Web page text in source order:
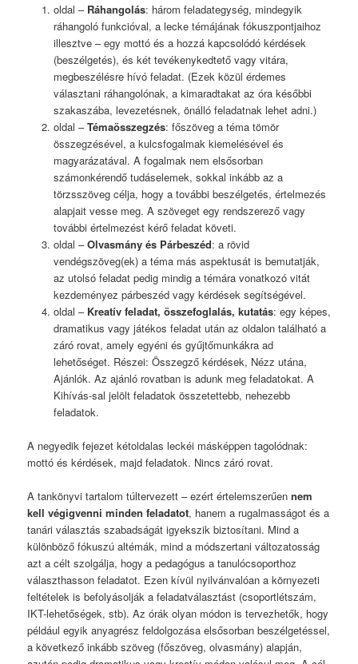
oldal – Ráhangolás: három feladategység, mindegyik
ráhangoló funkcióval, a lecke témájának fókuszpontjaihoz
illesztve – egy mottó és a hozzá kapcsolódó kérdések
(beszélgetés), és két tevékenykedtető vagy vitára,
megbeszélésre hívó feladat. (Ezek közül érdemes
választani ráhangolónak, a kimaradtakat az óra későbbi
szakaszába, levezetésnek, önálló feladatnak lehet adni.)
oldal –Témaösszegzés: főszöveg a téma tömör
összegzésével, a kulcsfogalmak kiemelésével és
magyarázatával. A fogalmak nem elsősorban
számonkérendő tudáselemek, sokkal inkább az a
törzsszöveg célja, hogy a további beszélgetés, értelmezés
alapjait vesse meg. A szöveget egy rendszerező vagy
további értelmezést kérő feladat követi.
oldal –Olvasmány és Párbeszéd: a rövid
vendégszöveg(ek) a téma más aspektusát is bemutatják,
az utolsó feladat pedig mindig a témára vonatkozó vitát
kezdeményez párbeszéd vagy kérdések segítségével.
oldal – Kreatív feladat, összefoglalás, kutatás: egy képes,
dramatikus vagy játékos feladat után az oldalon található a
záró rovat, amely egyéni és gyűjtőmunkákra ad
lehetőséget. Részei: Összegző kérdések, Nézz utána,
Ajánlók. Az ajánló rovatban is adunk meg feladatokat. A
Kihívás-sal jelölt feladatok összetettebb, nehezebb
feladatok.
A negyedik fejezet kétoldalas leckéi másképpen tagolódnak:
mottó és kérdések, majd feladatok. Nincs záró rovat.
A tankönyvi tartalom túltervezett – ezért értelemszerűennem
kell végigvenni minden feladatot, hanem a rugalmasságot és a
tanári választás szabadságát igyekszik biztosítani. Mind a
különböző fókuszú altémák, mind a módszertani változatosság
azt a célt szolgálja, hogy a pedagógus a tanulócsoporthoz
választhasson feladatot. Ezen kívül nyilvánvalóan a környezeti
feltételek is befolyásolják a feladatválasztást (csoportlétszám,
IKT-lehetőségek, stb). Az órák olyan módon is tervezhetők, hogy
például egyik anyagrész feldolgozása elsősorban beszélgetéssel,
a következő inkább szöveg (főszöveg, olvasmány) alapján,